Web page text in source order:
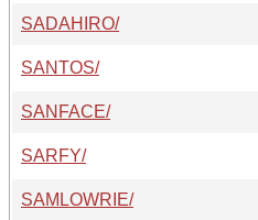
SADAHIRO/
SANTOS/
SANFACE/
SARFY/
SAMLOWRIE/